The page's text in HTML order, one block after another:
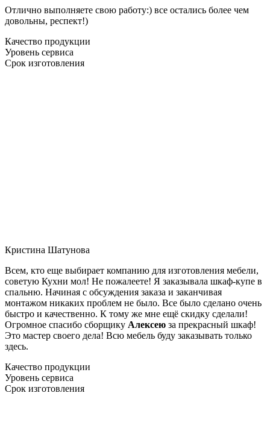
Отлично выполняете свою работу:) все остались более чем
довольны, респект!)
Качество продукции
Уровень сервиса
Срок изготовления
Кристина Шатунова
Всем, кто еще выбирает компанию для изготовления мебели,
советую Кухни мол! Не пожалеете! Я заказывала шкаф-купе в
спальню. Начиная с обсуждения заказа и заканчивая
монтажом никаких проблем не было. Все было сделано очень
быстро и качественно. К тому же мне ещё скидку сделали!
Огромное спасибо сборщику Алексею за прекрасный шкаф!
Это мастер своего дела! Всю мебель буду заказывать только
здесь.
Качество продукции
Уровень сервиса
Срок изготовления